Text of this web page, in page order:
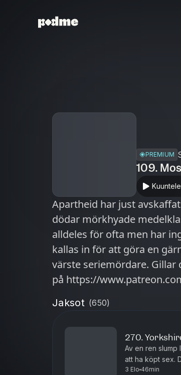
PREMIUM
109.
Apartheid har just
dödar mörkhyade
alldeles för ofta men har
kallas in för att göra en
värste seriemördare. Gillar du den här podden? Var med och stötta den
på https://
Jaksot (650)
270.
Av en ren
att ha köpt sex.
3 Elo 46min